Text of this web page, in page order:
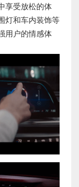
享受放松的体
灯和车内装饰等
用户的情感体